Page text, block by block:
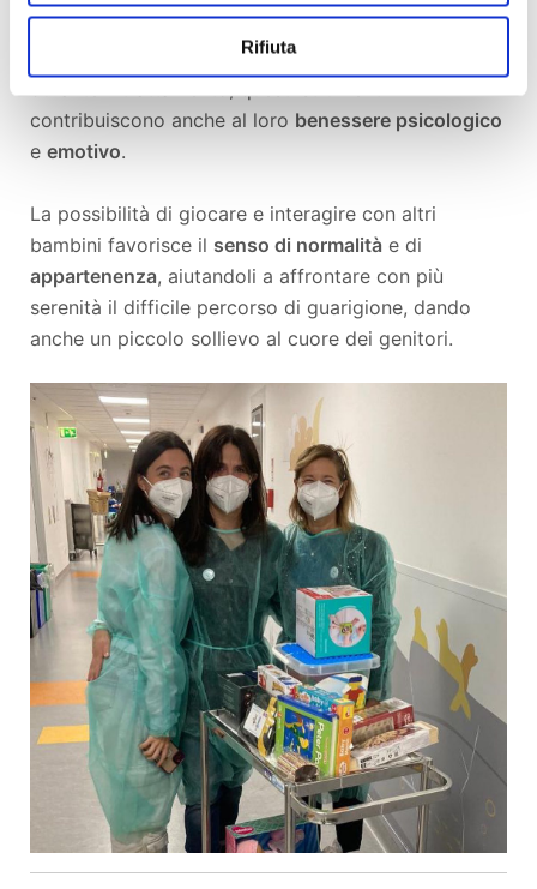
Rifiuta
innumerevoli beneficiai piccoli pazienti. Oltre a
offrire loro un'opportunità di svago e distrazione
contribuiscono anche al loro benessere psicologico
e emotivo.
La possibilità di giocare e interagire con altri
bambini favorisce il senso di normalità e di
appartenenza, aiutandoli a affrontare con più
serenità il difficile percorso di guarigione, dando
anche un piccolo sollievo al cuore dei genitori.